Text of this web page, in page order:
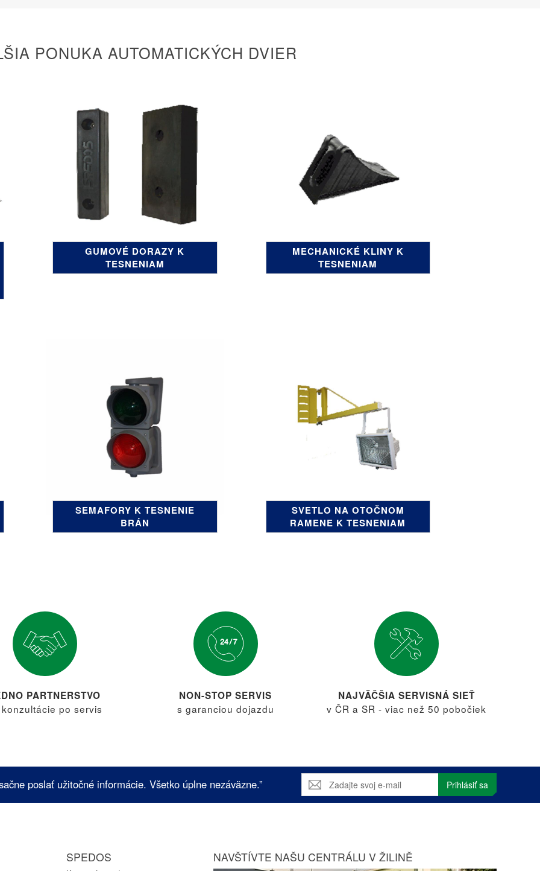
PONUKA AUTOMATICKÝCH DVIER
GUMOVÉ DORAZY K
TESNENIAM
MECHANICKÉ KLINY K
TESNENIAM
SEMAFORY K TESNENIE
BRÁN
SVETLO NA OTOČNOM
RAMENE K TESNENIAM
PARTNERSTVO
po servis
NON-STOP SERVIS
s garanciou dojazdu
NAJVÄČŠIA SERVISNÁ SIEŤ
v ČR a SR - viac než 50 pobočiek
poslať užitočné informácie. Všetko úplne nezáväzne.” Prihlásiť sa
SPEDOS NAVŠTÍVTE NAŠU CENTRÁLU V ŽILINĚ